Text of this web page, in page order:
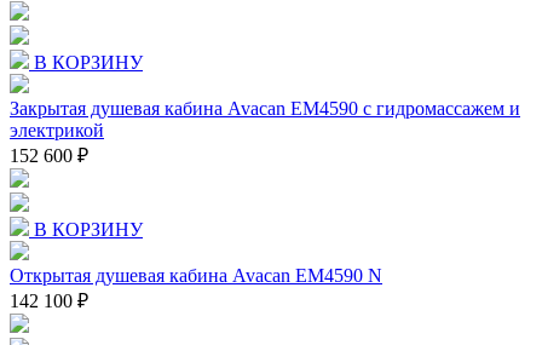
В КОРЗИНУ
Закрытая душевая кабина Avacan EM4590 с гидромассажем и
электрикой
152 600 ₽
В КОРЗИНУ
Открытая душевая кабина Avacan EM4590 N
142 100 ₽